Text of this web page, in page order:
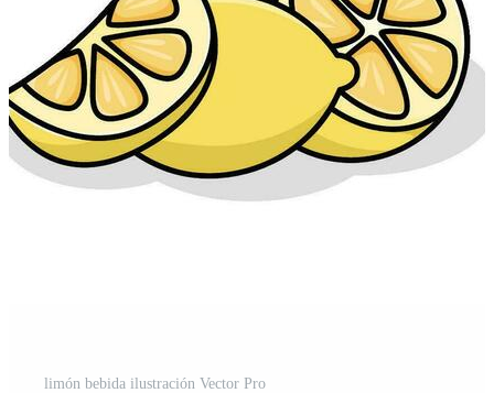
limón bebida ilustración Vector Pro